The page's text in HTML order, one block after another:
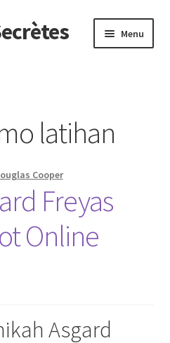
Menu
latihan
Cooper
Freyas
Online
Asgard